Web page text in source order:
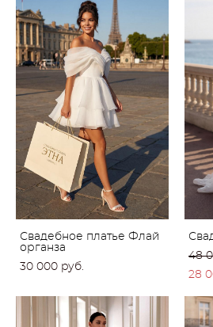
Свадебное платье Флай
органза
30 000 pуб.
48
28